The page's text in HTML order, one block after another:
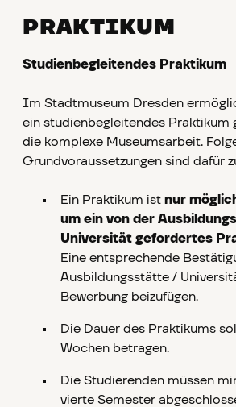
PRAKTIKUM
Studienbegleitendes Praktikum
Im Stadtmuseum Dresden
ein studienbegleitendes Praktikum
die komplexe Museumsarbeit.
Grundvoraussetzungen sind dafür
Ein Praktikum ist nur
um ein von der
Universität gefordertes
Eine entsprechende
Ausbildungsstätte /
Bewerbung beizufügen.
Die Dauer des Praktikums
Wochen betragen.
Die Studierenden müssen
vierte Semester